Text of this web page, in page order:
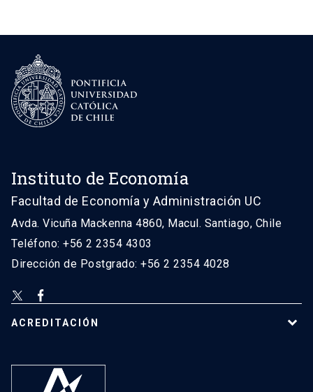
Instituto de Economía
Facultad de Economía y Administración UC
Avda. Vicuña Mackenna 4860, Macul. Santiago, Chile
Teléfono: +56 2 2354 4303
Dirección de Postgrado: +56 2 2354 4028
ACREDITACIÓN